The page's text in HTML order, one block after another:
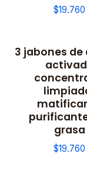
$19.760
3 jabones de
grasa
$19.760